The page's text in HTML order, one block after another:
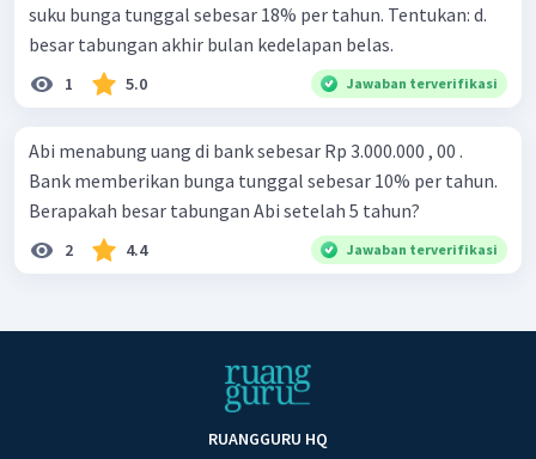
suku bunga tunggal sebesar 18% per tahun. Tentukan: d.
besar tabungan akhir bulan kedelapan belas.
1 5.0 Jawaban terverifikasi
Abi menabung uang di bank sebesar Rp 3.000.000 , 00 .
Bank memberikan bunga tunggal sebesar 10% per tahun.
Berapakah besar tabungan Abi setelah 5 tahun?
2 4.4 Jawaban terverifikasi
RUANGGURU HQ